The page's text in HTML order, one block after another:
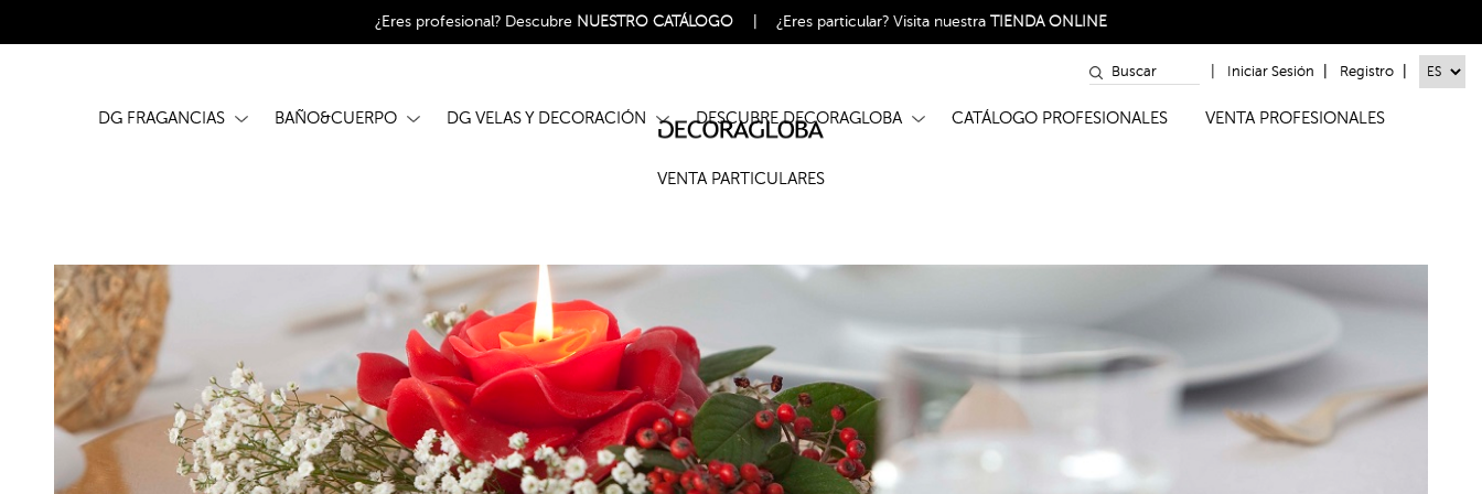
¿Eres profesional? Descubre NUESTRO CATÁLOGO ¿Eres particular?Visita nuestraTIENDA ONLINE
Iniciar Sesión Registro
DG FRAGANCIAS BAÑO&CUERPO DG VELAS Y DECORACIÓN DESCUBRE DECORAGLOBA CATÁLOGO PROFESIONALES VENTA PROFESIONALES
VENTA PARTICULARES